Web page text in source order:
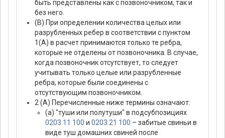
быть представлены как с позвоночником, так и
без него.
(В) При определении количества целых или
разрубленных ребер в соответствии с пунктом
1(А) в расчет принимаются только те ребра,
которые не отделены от позвоночника. В случае,
когда позвоночник отсутствует, то следует
учитывать только целые или разрубленные
ребра, которые были соединены с
отсутствующим позвоночником.
2 (А) Перечисленные ниже термины означают:
(а) "туши или полутуши" в подсубпозициях
0203 11 100 и 0203 21 100 – забитые свиньи в
виде туш домашних свиней после